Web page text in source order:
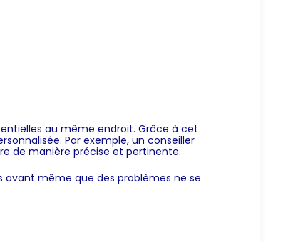
au même endroit. Grâce à cet
Par exemple, un conseiller
de manière précise et pertinente.
avant même que des problèmes ne se